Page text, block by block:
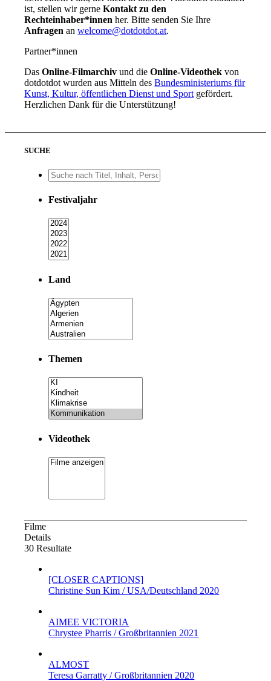
ist, stellen wir gerneKontakt zu den
Rechteinhaber*innen her. Bitte senden Sie Ihre
Anfragen anwelcome@dotdotdot.at.
Partner*innen
DasOnline-Filmarchiv und dieOnline-Videothek von
dotdotdot wurden aus Mitteln desBundesministeriums für
Kunst, Kultur, öffentlichen Dienst und Sport gefördert.
Herzlichen Dank für die Unterstützung!
SUCHE
Festivaljahr
Land
Themen
Videothek
Filme
Details
30 Resultate
[CLOSER CAPTIONS]
Christine Sun Kim / USA/Deutschland 2020
AIMEE VICTORIA
Chrystee Pharris / Großbritannien 2021
ALMOST
Teresa Garratty / Großbritannien 2020